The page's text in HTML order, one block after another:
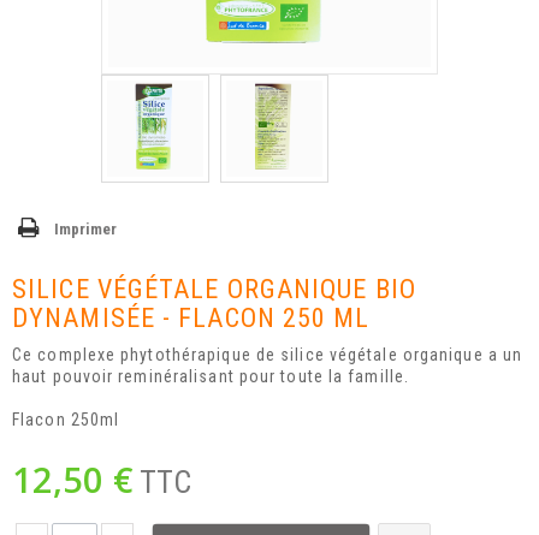
Imprimer
SILICE VÉGÉTALE ORGANIQUE BIO
DYNAMISÉE - FLACON 250 ML
Ce complexe phytothérapique de silice végétale organique a un
haut pouvoir reminéralisant pour toute la famille.
Flacon 250ml
12,50 € TTC